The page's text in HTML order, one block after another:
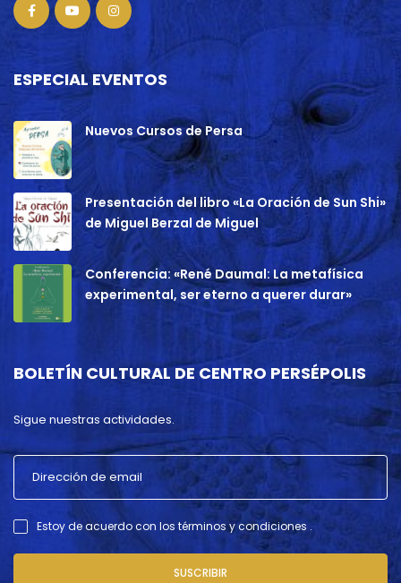
ESPECIAL EVENTOS
Nuevos Cursos de Persa
Presentación del libro «La Oración de Sun Shi»
de Miguel Berzal de Miguel
Conferencia: «René Daumal: La metafísica
experimental, ser eterno a querer durar»
BOLETÍN CULTURAL DE CENTRO PERSÉPOLIS
Sigue nuestras actividades.
Estoy de acuerdo con los términos y condiciones .
SUSCRIBIR